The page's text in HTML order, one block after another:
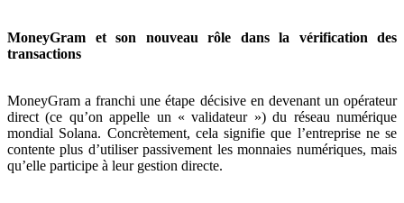
MoneyGram et son nouveau rôle dans la vérification des
transactions
MoneyGram a franchi une étape décisive en devenant un opérateur
direct (ce qu’on appelle un « validateur ») du réseau numérique
mondial Solana. Concrètement, cela signifie que l’entreprise ne se
contente plus d’utiliser passivement les monnaies numériques, mais
qu’elle participe à leur gestion directe.